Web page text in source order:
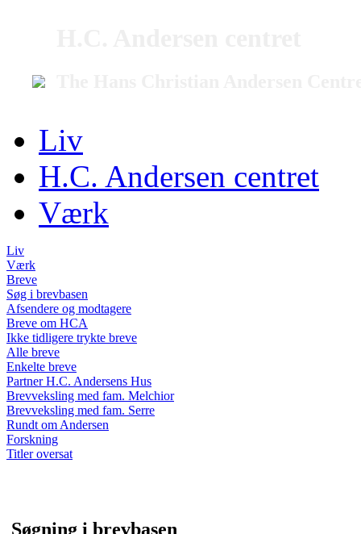
Liv
H.C. Andersen centret
Værk
Liv
Værk
Breve
Søg i brevbasen
Afsendere og modtagere
Breve om HCA
Ikke tidligere trykte breve
Alle breve
Enkelte breve
Partner H.C. Andersens Hus
Brevveksling med fam. Melchior
Brevveksling med fam. Serre
Rundt om Andersen
Forskning
Titler oversat
Søgning i brevbasen